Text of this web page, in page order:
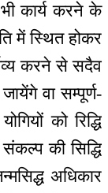
कार्य करने के
में स्थित होकर
करने से सदैव
वा सम्पूर्ण-
को रिद्धि
संकल्प की सिद्धि
अधिकार